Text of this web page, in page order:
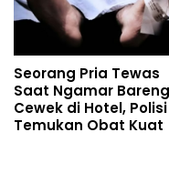
Seorang Pria Tewas
Saat Ngamar Bareng
Cewek di Hotel, Polisi
Temukan Obat Kuat